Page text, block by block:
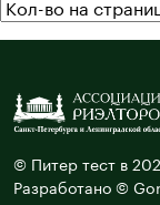
© Питер тест в
Разработано ©